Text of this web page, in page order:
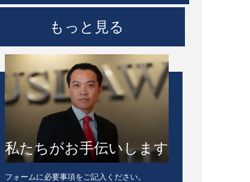
もっと見る
私たちがお手伝いします
フォームに必要事項をご記入ください。